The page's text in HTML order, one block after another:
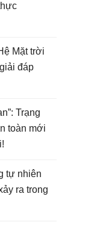
Mặt trời
đáp
Trạng
toàn mới
tự nhiên
ra trong